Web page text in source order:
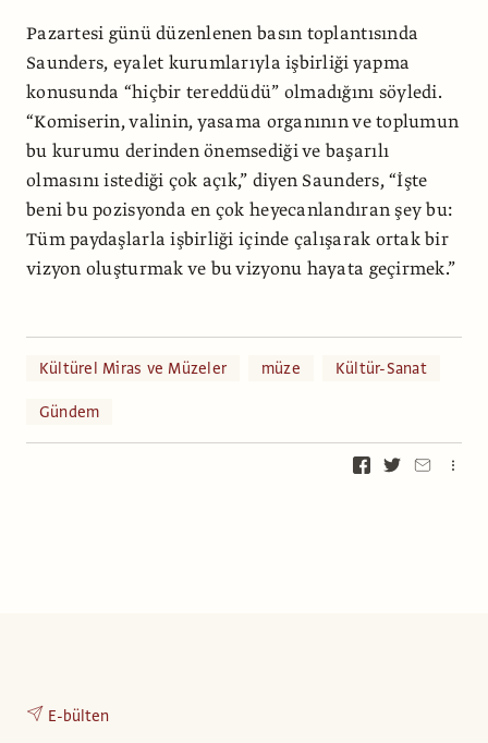
Pazartesi günü düzenlenen basın toplantısında
Saunders, eyalet kurumlarıyla işbirliği yapma
konusunda “hiçbir tereddüdü” olmadığını söyledi.
“Komiserin, valinin, yasama organının ve toplumun
bu kurumu derinden önemsediği ve başarılı
olmasını istediği çok açık,” diyen Saunders, “İşte
beni bu pozisyonda en çok heyecanlandıran şey bu:
Tüm paydaşlarla işbirliği içinde çalışarak ortak bir
vizyon oluşturmak ve bu vizyonu hayata geçirmek.”
Kültürel Miras ve Müzeler müze
Kültür-Sanat
Gündem
E-bülten